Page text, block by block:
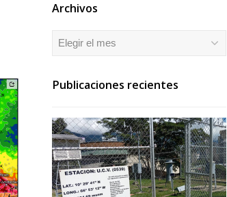
Archivos
Archivos
Publicaciones recientes